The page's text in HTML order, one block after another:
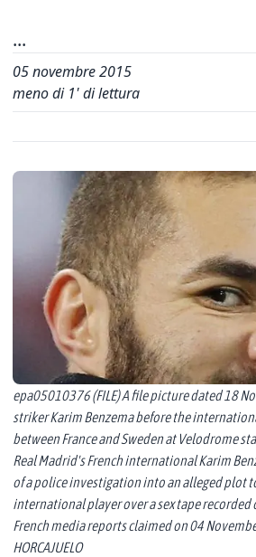
...
05 novembre 2015
meno di 1' di lettura
epa05010376 (FILE) A file picture dated 18
striker Karim Benzema before the
between France and Sweden at Velodrome
Real Madrid's French international Karim
of a police investigation into an alleged plot
international player over a sex tape recorded
French media reports claimed on 04
HORCAJUELO